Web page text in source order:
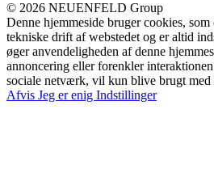
© 2026 NEUENFELD Group
Denne hjemmeside bruger cookies,
tekniske drift af webstedet og er altid
øger anvendeligheden af denne
annoncering eller forenkler
sociale netværk, vil kun blive brugt med
Afvis Jeg er enig Indstillinger